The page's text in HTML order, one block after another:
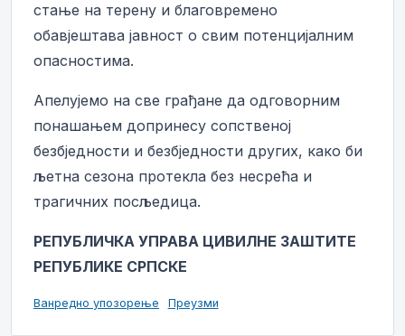
стање на терену и благовремено
обавјештава јавност о свим потенцијалним
опасностима.
Апелујемо на све грађане да одговорним
понашањем допринесу сопственој
безбједности и безбједности других, како би
љетна сезона протекла без несрећа и
трагичних посљедица.
РЕПУБЛИЧКА УПРАВА ЦИВИЛНЕ ЗАШТИТЕ
РЕПУБЛИКЕ СРПСКЕ
Ванредно упозорење Преузми